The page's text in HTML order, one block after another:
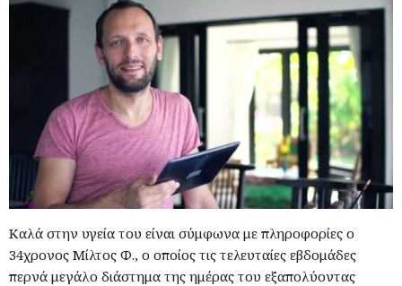
Καλά στην υγεία του είναι σύμφωνα με πληροφορίες ο
34χρονος Μίλτος Φ., ο οποίος τις τελευταίες εβδομάδες
περνά μεγάλο διάστημα της ημέρας του εξαπολύοντας